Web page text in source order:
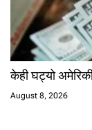
केही घट्यो
August 8, 2026